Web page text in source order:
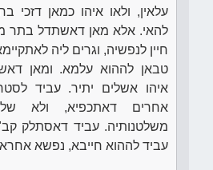
עלאין, ולאו איהו כמאן דזכי
להאי. אלא מאן דאשתדל בתר
חיין לנפשיה, וגרים ליה
טבאן לההוא עלמא. ומאן
איהו אשלים יתיר. עביד
אחרים דאתכפיא, ולא
משלטנותיה. עביד דאסתלק
עביד לההוא חייבא, נפשא